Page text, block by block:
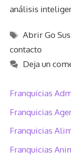
análisis
Etiquetas
Abrir Go
contacto
Deja un
Franquicias
Franquicias
Franquicias
Franquicias